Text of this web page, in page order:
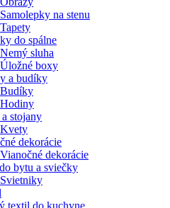
Samolepky na stenu
Tapety
do spálne
Nemý sluha
Úložné boxy
a budíky
Budíky
Hodiny
stojany
Kvety
dekorácie
Vianočné dekorácie
bytu a sviečky
Svietniky
textil do kuchyne